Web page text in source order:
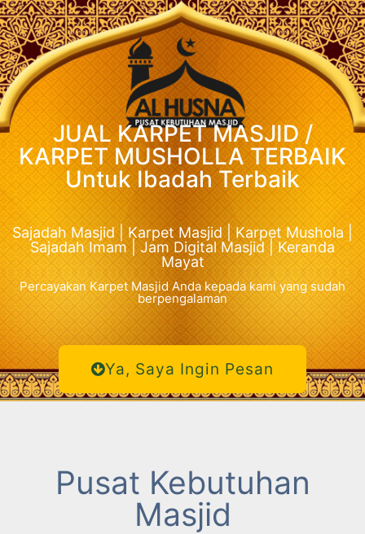
JUAL KARPET MASJID /
KARPET MUSHOLLA TERBAIK
Untuk Ibadah Terbaik
Sajadah Masjid | Karpet Masjid | Karpet Mushola |
Sajadah Imam | Jam Digital Masjid | Keranda
Mayat
Percayakan Karpet Masjid Anda kepada kami yang sudah
berpengalaman
Ya, Saya Ingin Pesan
Pusat Kebutuhan
Masjid